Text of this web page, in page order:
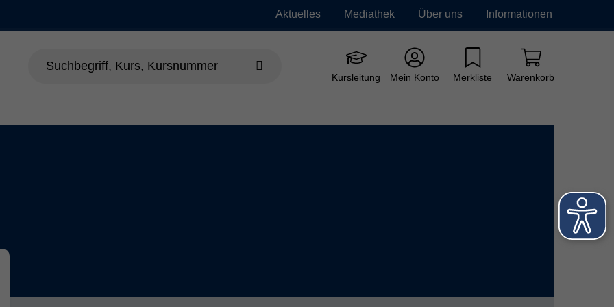
Aktuelles Mediathek Über uns Informationen
Kursleitung Mein Konto Merkliste Warenkorb
Sprachen Grundbildung Neue Kurse